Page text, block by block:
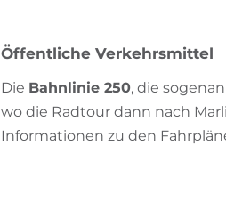
Öffentliche Verkehrsmittel
Die Bahnlinie 250, die
wo die Radtour dann nach
Informationen zu den